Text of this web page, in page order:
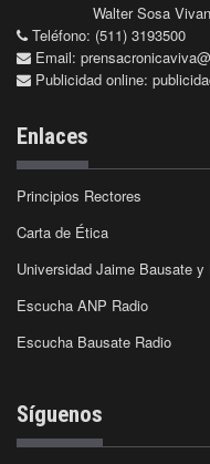
Walter Sosa
Teléfono: (511) 3193500
Email:
Publicidad online:
Enlaces
Principios Rectores
Carta de Ética
Universidad Jaime Bausate y
Escucha ANP Radio
Escucha Bausate Radio
Síguenos